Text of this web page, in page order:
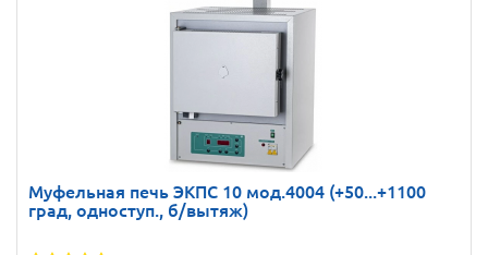
Муфельная печь ЭКПС 10 мод.4004 (+50...+1100
град, одноступ., б/вытяж)